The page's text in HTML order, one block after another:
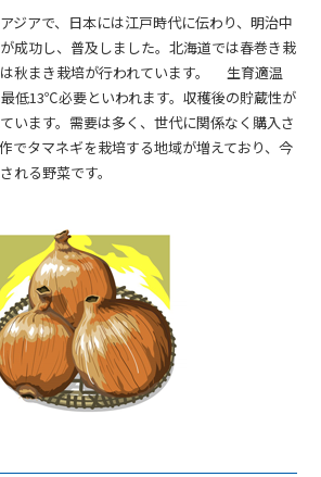
ジアで、日本には江戸時代に伝わり、明治中
成功し、普及しました。北海道では春巻き栽
秋まき栽培が行われています。 生育適温
低13℃必要といわれます。収穫後の貯蔵性が
います。需要は多く、世代に関係なく購入さ
でタマネギを栽培する地域が増えており、今
れる野菜です。